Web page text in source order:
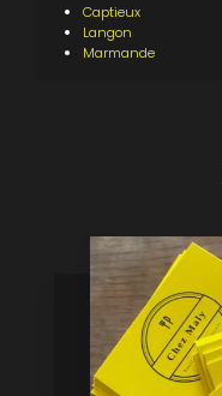
Captieux
Langon
Marmande